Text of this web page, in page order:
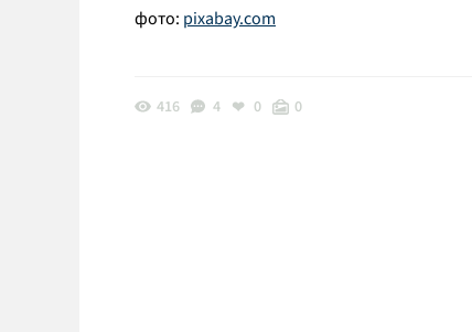
фото: pixabay.com
416 4 0 0